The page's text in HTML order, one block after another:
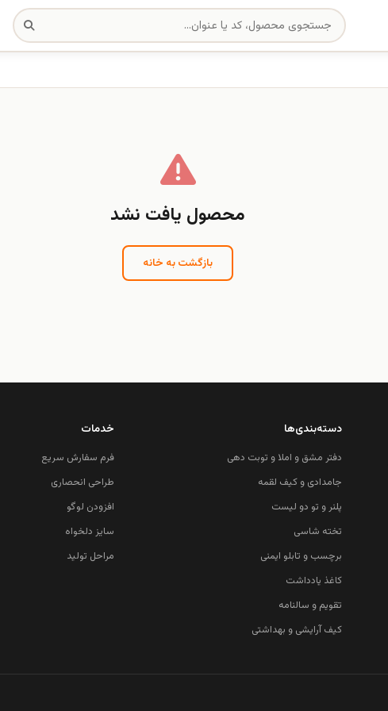
محصول یافت نشد
بازگشت به خانه
دسته‌بندی‌ها
دفتر مشق و املا و توبت دهی
جامدادی و کیف لقمه
پلنر و تو دو لیست
تخته شاسی
برچسب و تابلو ایمنی
کاغذ یادداشت
تقویم و سالنامه
کیف آرایشی و بهداشتی
خدمات
فرم سفارش سریع
طراحی انحصاری
افزودن لوگو
سایز دلخواه
مراحل تولید